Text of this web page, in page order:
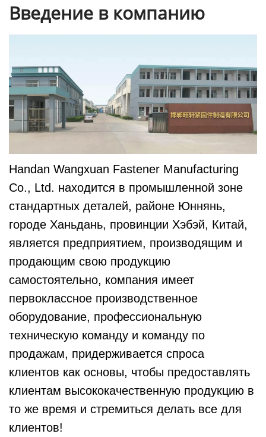
Введение в компанию
Handan Wangxuan Fastener Manufacturing
Co., Ltd. находится в промышленной зоне
стандартных деталей, районе Юннянь,
городе Ханьдань, провинции Хэбэй, Китай,
является предприятием, производящим и
продающим свою продукцию
самостоятельно, компания имеет
первоклассное производственное
оборудование, профессиональную
техническую команду и команду по
продажам, придерживается спроса
клиентов как основы, чтобы предоставлять
клиентам высококачественную продукцию в
то же время и стремиться делать все для
клиентов!